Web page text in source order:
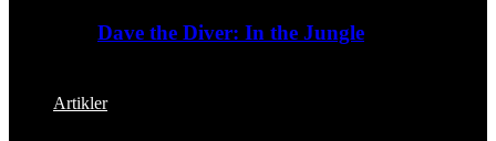
Dave the Diver: In the Jungle
Artikler